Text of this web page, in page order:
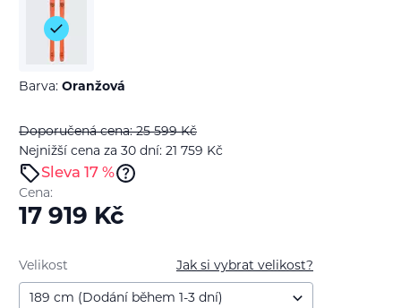
Barva: Oranžová
Doporučená cena: 25 599Kč
Nejnižší cena za 30 dní: 21 759 Kč
Sleva 17 %
Cena:
17 919 Kč
Jak si vybrat velikost?
Velikost